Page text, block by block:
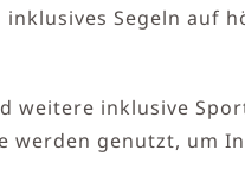
Segeln auf
weitere inklusive
werden genutzt, um